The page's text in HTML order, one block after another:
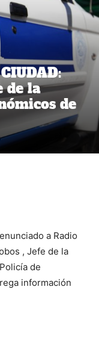
de la
de
a Radio
, Jefe de la
de
información